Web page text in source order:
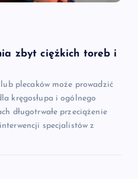
zbyt ciężkich toreb i
plecaków może prowadzić
kręgosłupa i ogólnego
długotrwałe przeciążenie
specjalistów z